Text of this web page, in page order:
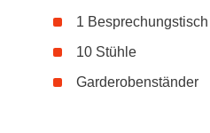
1 Besprechungstisch
10 Stühle
Garderobenständer